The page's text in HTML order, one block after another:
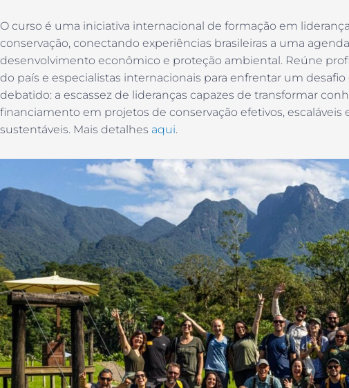
O curso é uma iniciativa internacional de formação em
conservação, conectando experiências brasileiras a uma
desenvolvimento econômico e proteção ambiental. Reúne
do país e especialistas internacionais para enfrentar um
debatido: a escassez de lideranças capazes de transformar
financiamento em projetos de conservação efetivos,
sustentáveis. Mais detalhes aqui.